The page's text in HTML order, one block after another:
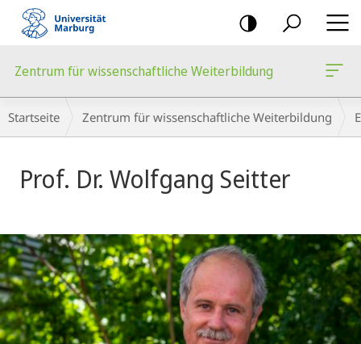
Mobile-
Navigation
Zentrum für wissenschaftliche Weiterbildung
Breadcrumb-
Navigation
Startseite Zentrum für wissenschaftliche Weiterbildung
Prof. Dr. Wolfgang Seitter